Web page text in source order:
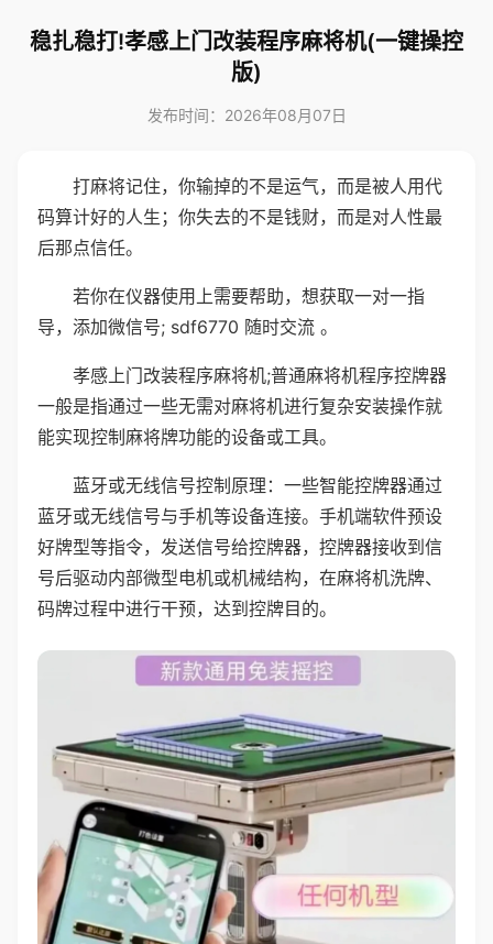
稳扎稳打!孝感上门改装程序麻将机(一键操控
版)
发布时间：2026年08月07日
打麻将记住，你输掉的不是运气，而是被人用代
码算计好的人生；你失去的不是钱财，而是对人性最
后那点信任。
若你在仪器使用上需要帮助，想获取一对一指
导，添加微信号; sdf6770 随时交流 。
孝感上门改装程序麻将机;普通麻将机程序控牌器
一般是指通过一些无需对麻将机进行复杂安装操作就
能实现控制麻将牌功能的设备或工具。
蓝牙或无线信号控制原理：一些智能控牌器通过
蓝牙或无线信号与手机等设备连接。手机端软件预设
好牌型等指令，发送信号给控牌器，控牌器接收到信
号后驱动内部微型电机或机械结构，在麻将机洗牌、
码牌过程中进行干预，达到控牌目的。